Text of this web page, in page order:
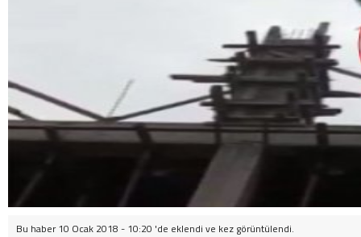
Bu haber 10 Ocak 2018 - 10:20 'de eklendi ve kez görüntülendi.